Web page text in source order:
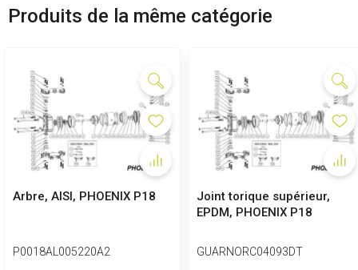
Produits de la même catégorie
Arbre, AISI, PHOENIX P18
P0018AL005220A2
Joint torique supérieur,
EPDM, PHOENIX P18
GUARNORC04093DT